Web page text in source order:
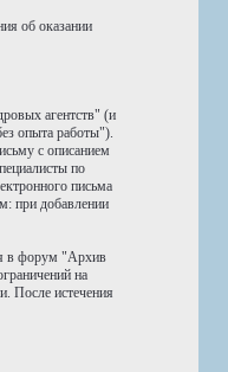
об оказании
агентств" (и
опыта работы").
с описанием
по
письма
при добавлении
в форум "Архив
на
После истечения